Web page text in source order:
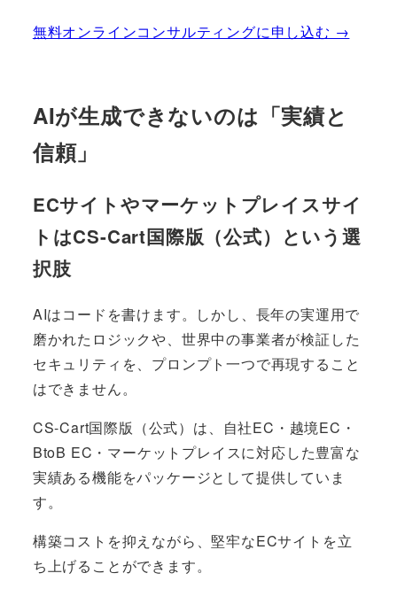
無料オンラインコンサルティングに申し込む →
AIが生成できないのは「実績と
信頼」
ECサイトやマーケットプレイスサイ
トはCS-Cart国際版（公式）という選
択肢
AIはコードを書けます。しかし、長年の実運用で
磨かれたロジックや、世界中の事業者が検証した
セキュリティを、プロンプト一つで再現すること
はできません。
CS-Cart国際版（公式）は、自社EC・越境EC・
BtoB EC・マーケットプレイスに対応した豊富な
実績ある機能をパッケージとして提供していま
す。
構築コストを抑えながら、堅牢なECサイトを立
ち上げることができます。